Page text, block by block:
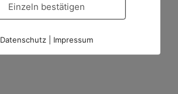
Einzeln bestätigen
Datenschutz Impressum